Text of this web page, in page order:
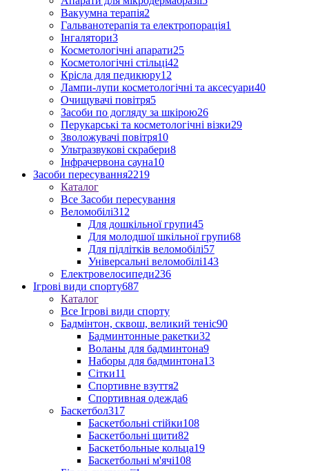
Вакуумна терапія2
Гальванотерапія та електропорація1
Інгалятори3
Косметологічні апарати25
Косметологічні стільці42
Крісла для педикюру12
Лампи-лупи косметологічні та аксесуари40
Очищувачі повітря5
Засоби по догляду за шкірою26
Перукарські та косметологічні візки29
Зволожувачі повітря10
Ультразвукові скрабери8
Інфрачервона сауна10
Засоби пересування2219
Каталог
Все Засоби пересування
Веломобілі312
Для дошкільної групи45
Для молодшої шкільної групи68
Для підлітків веломобілі57
Універсальні веломобілі143
Електровелосипеди236
Ігрові види спорту687
Каталог
Все Ігрові види спорту
Бадмінтон, сквош, великий теніс90
Бадминтонные ракетки32
Воланы для бадминтона9
Наборы для бадминтона13
Сітки11
Спортивне взуття2
Спортивная одежда6
Баскетбол317
Баскетбольні стійки108
Баскетбольні щити82
Баскетбольные кольца19
Баскетбольні м'ячі108